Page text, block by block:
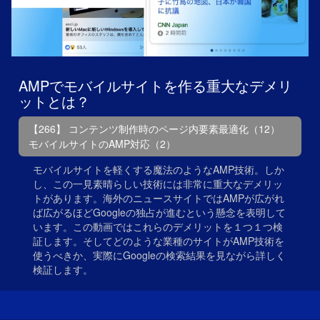
AMPでモバイルサイトを作る重大なデメリ
ットとは？
【266】 コンテンツ制作時のページ内要素最適化（12）
モバイルサイトのAMP対応（2）
モバイルサイトを軽くする魔法のようなAMP技術。しか
し、この一見素晴らしい技術には非常に重大なデメリッ
トがあります。海外のニュースサイトではAMPが広がれ
ば広がるほどGoogleの独占が進むという懸念を表明して
います。この動画ではこれらのデメリットを１つ１つ検
証します。そしてどのような業種のサイトがAMP技術を
使うべきか、実際にGoogleの検索結果を見ながら詳しく
検証します。